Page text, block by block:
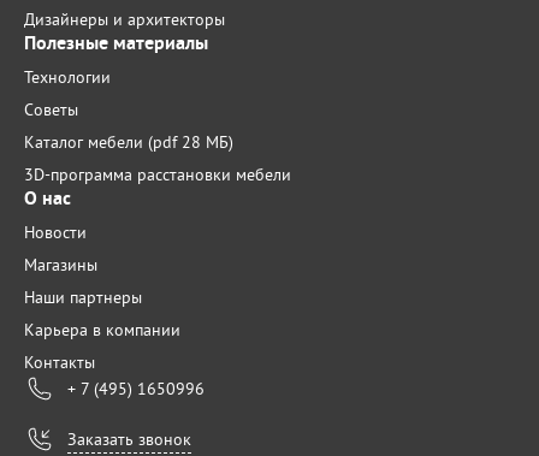
Дизайнеры и архитекторы
Полезные материалы
Технологии
Советы
Каталог мебели (pdf 28 МБ)
3D-программа расстановки мебели
О нас
Новости
Магазины
Наши партнеры
Карьера в компании
Контакты
+ 7 (495) 1650996
Заказать звонок